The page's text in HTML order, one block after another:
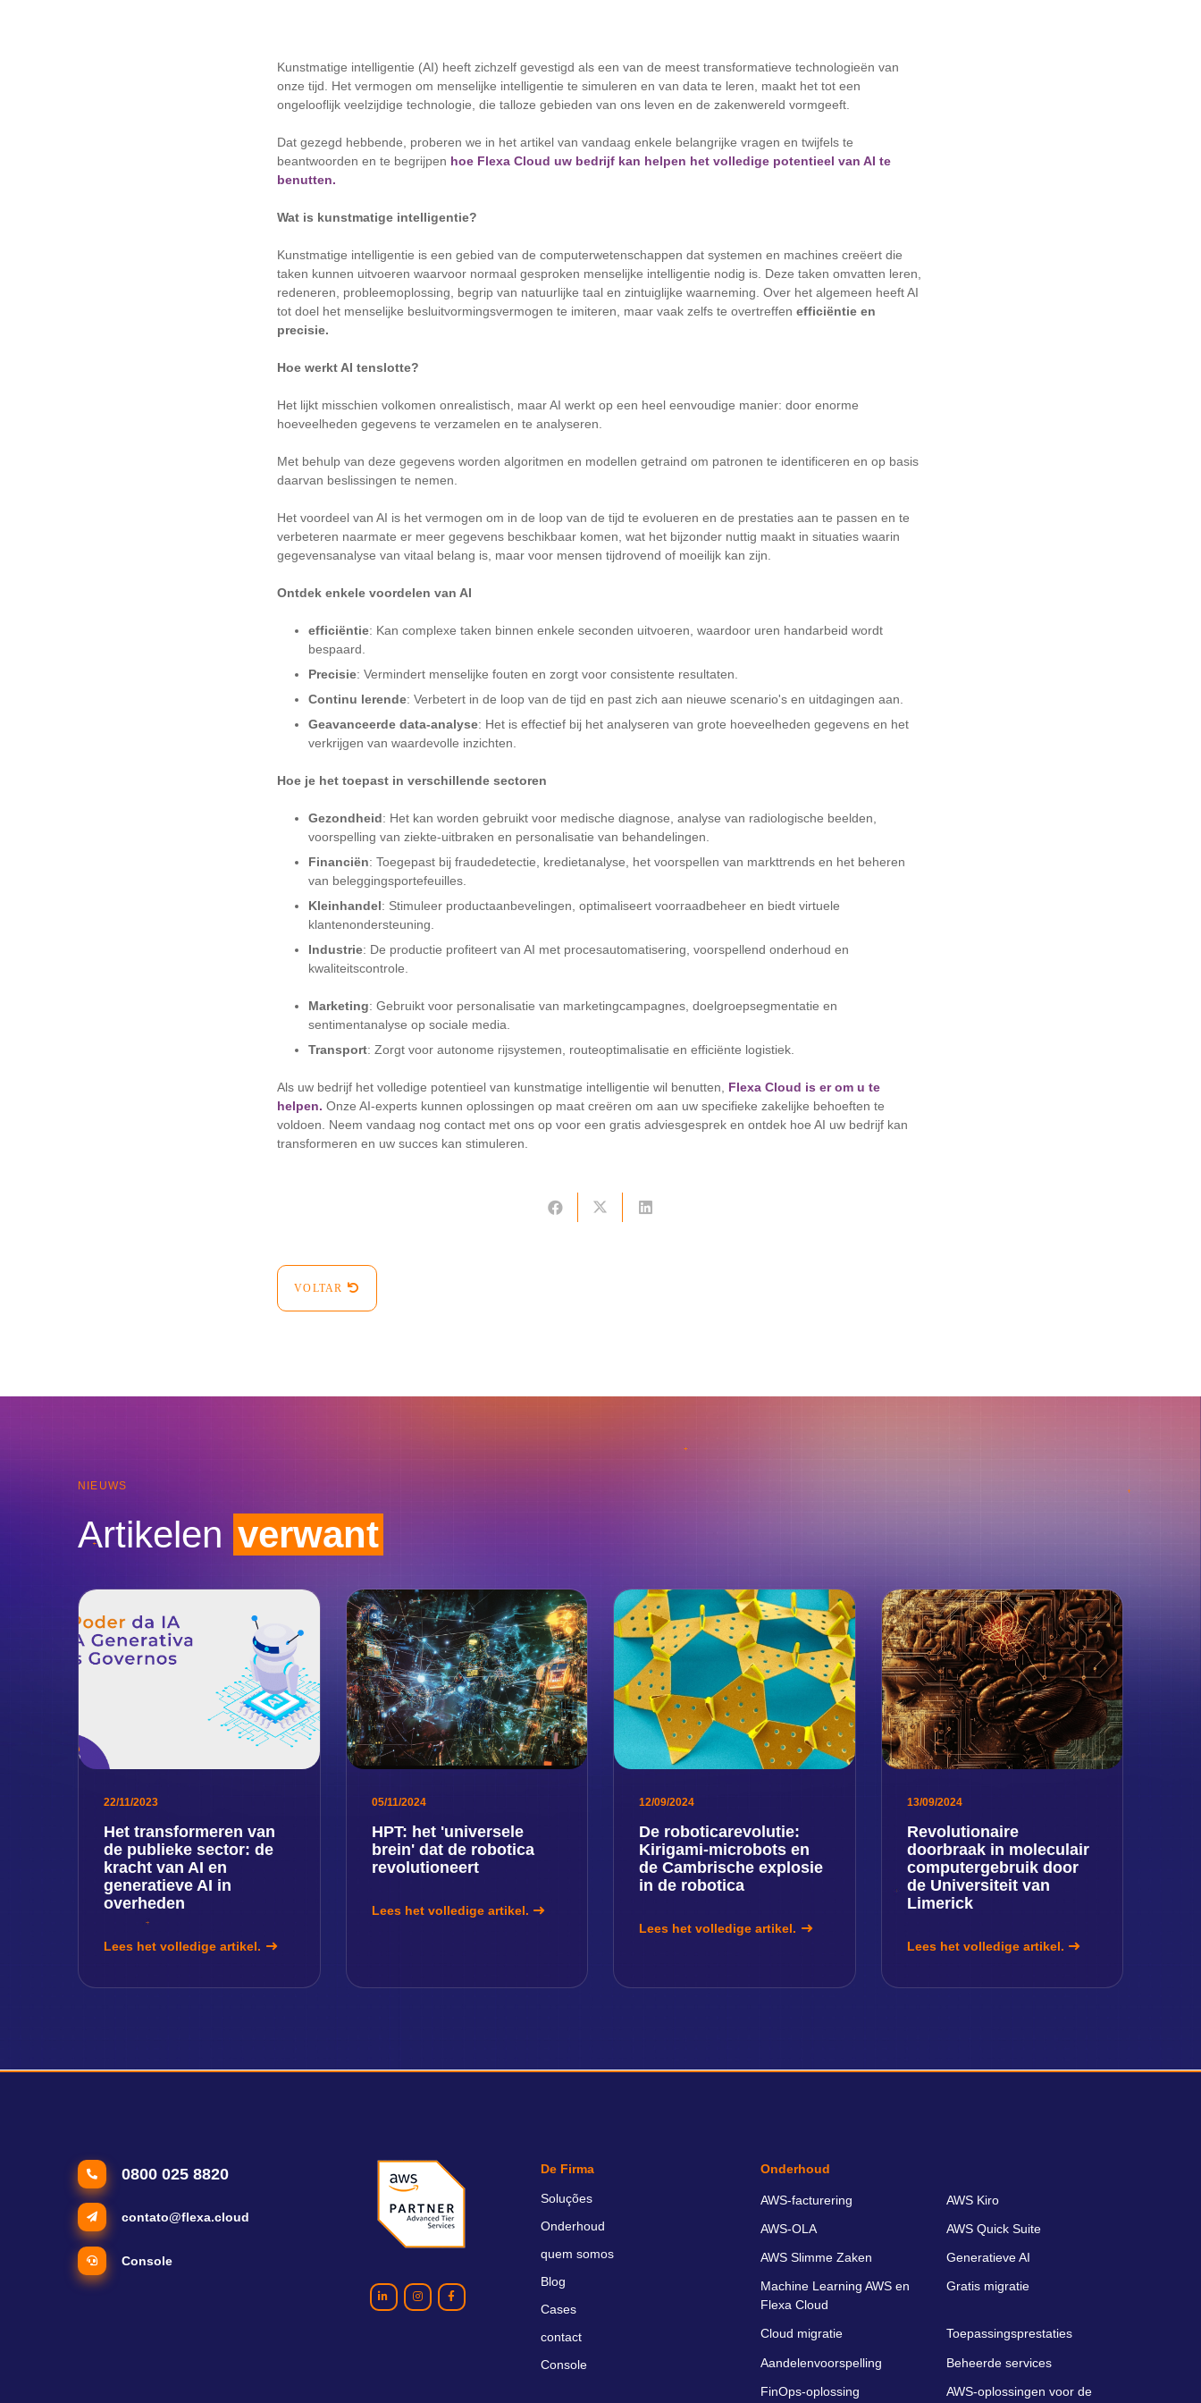
Kunstmatige intelligentie (AI) heeft zichzelf gevestigd als een van de meest transformatieve technologieën van
onze tijd. Het vermogen om menselijke intelligentie te simuleren en van data te leren, maakt het tot een
ongelooflijk veelzijdige technologie, die talloze gebieden van ons leven en de zakenwereld vormgeeft.
Dat gezegd hebbende, proberen we in het artikel van vandaag enkele belangrijke vragen en twijfels te
beantwoorden en te begrijpen hoe Flexa Cloud uw bedrijf kan helpen het volledige potentieel van AI te
benutten.
Wat is kunstmatige intelligentie?
Kunstmatige intelligentie is een gebied van de computerwetenschappen dat systemen en machines creëert die
taken kunnen uitvoeren waarvoor normaal gesproken menselijke intelligentie nodig is. Deze taken omvatten leren,
redeneren, probleemoplossing, begrip van natuurlijke taal en zintuiglijke waarneming. Over het algemeen heeft AI
tot doel het menselijke besluitvormingsvermogen te imiteren, maar vaak zelfs te overtreffen efficiëntie en
precisie.
Hoe werkt AI tenslotte?
Het lijkt misschien volkomen onrealistisch, maar AI werkt op een heel eenvoudige manier: door enorme
hoeveelheden gegevens te verzamelen en te analyseren.
Met behulp van deze gegevens worden algoritmen en modellen getraind om patronen te identificeren en op basis
daarvan beslissingen te nemen.
Het voordeel van AI is het vermogen om in de loop van de tijd te evolueren en de prestaties aan te passen en te
verbeteren naarmate er meer gegevens beschikbaar komen, wat het bijzonder nuttig maakt in situaties waarin
gegevensanalyse van vitaal belang is, maar voor mensen tijdrovend of moeilijk kan zijn.
Ontdek enkele voordelen van AI
efficiëntie: Kan complexe taken binnen enkele seconden uitvoeren, waardoor uren handarbeid wordt
bespaard.
Precisie: Vermindert menselijke fouten en zorgt voor consistente resultaten.
Continu lerende: Verbetert in de loop van de tijd en past zich aan nieuwe scenario's en uitdagingen aan.
Geavanceerde data-analyse: Het is effectief bij het analyseren van grote hoeveelheden gegevens en het
verkrijgen van waardevolle inzichten.
Hoe je het toepast in verschillende sectoren
Gezondheid: Het kan worden gebruikt voor medische diagnose, analyse van radiologische beelden,
voorspelling van ziekte-uitbraken en personalisatie van behandelingen.
Financiën: Toegepast bij fraudedetectie, kredietanalyse, het voorspellen van markttrends en het beheren
van beleggingsportefeuilles.
Kleinhandel: Stimuleer productaanbevelingen, optimaliseert voorraadbeheer en biedt virtuele
klantenondersteuning.
Industrie: De productie profiteert van AI met procesautomatisering, voorspellend onderhoud en
kwaliteitscontrole.
Marketing: Gebruikt voor personalisatie van marketingcampagnes, doelgroepsegmentatie en
sentimentanalyse op sociale media.
Transport: Zorgt voor autonome rijsystemen, routeoptimalisatie en efficiënte logistiek.
Als uw bedrijf het volledige potentieel van kunstmatige intelligentie wil benutten, Flexa Cloud is er om u te
helpen. Onze AI-experts kunnen oplossingen op maat creëren om aan uw specifieke zakelijke behoeften te
voldoen. Neem vandaag nog contact met ons op voor een gratis adviesgesprek en ontdek hoe AI uw bedrijf kan
transformeren en uw succes kan stimuleren.
VOLTAR
NIEUWS
Artikelen verwant
22/11/2023
Het transformeren van
de publieke sector: de
kracht van AI en
generatieve AI in
overheden
Lees het volledige artikel.
05/11/2024
HPT: het 'universele
brein' dat de robotica
revolutioneert
Lees het volledige artikel.
12/09/2024
De roboticarevolutie:
Kirigami-microbots en
de Cambrische explosie
in de robotica
Lees het volledige artikel.
13/09/2024
Revolutionaire
doorbraak in moleculair
computergebruik door
de Universiteit van
Limerick
Lees het volledige artikel.
0800 025 8820
contato@flexa.cloud
Console
De Firma
Soluções
Onderhoud
quem somos
Blog
Cases
contact
Console
Onderhoud
AWS-facturering AWS Kiro
AWS-OLA AWS Quick Suite
AWS Slimme Zaken Generatieve AI
Machine Learning AWS en
Flexa Cloud
Gratis migratie
Cloud migratie Toepassingsprestaties
Aandelenvoorspelling Beheerde services
FinOps-oplossing
AWS-oplossingen voor de